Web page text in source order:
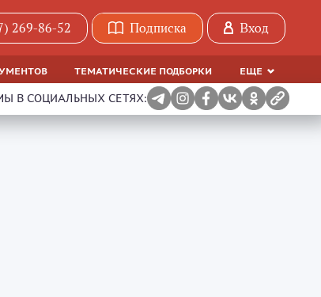
269-86-52 Подписка Вход
ТЕМАТИЧЕСКИЕ ПОДБОРКИ ЕЩЕ
В СОЦИАЛЬНЫХ СЕТЯХ: